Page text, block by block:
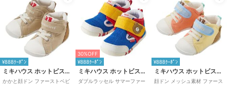
¥888ｸｰﾎﾟﾝ
ミキハウス ホットビスケッツ
かかと顔ドン ファーストベビ
30%OFF
¥888ｸｰﾎﾟﾝ
ミキハウス ホットビスケッツ
ダブルラッセル サマーファー
¥888ｸｰﾎﾟﾝ
ミキハウス ホットビスケッツ
顔ドン メッシュ素材 ファース